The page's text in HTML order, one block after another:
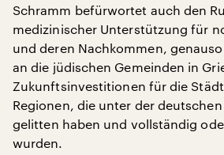
Schramm befürwortet auch den
medizinischer Unterstützung für
und deren Nachkommen,
an die jüdischen Gemeinden in
Zukunftsinvestitionen für die
Regionen, die unter der
gelitten haben und vollständig
wurden.